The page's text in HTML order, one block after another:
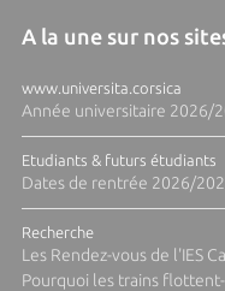
A la une sur nos
www.universita.corsica
Année universitaire 2026/
Etudiants & futurs étudiants
Dates de rentrée 2026/
Recherche
Les Rendez-vous de l'IES
Pourquoi les trains flottent-